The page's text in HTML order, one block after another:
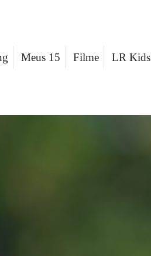
Meus 15 Filme LR Kids